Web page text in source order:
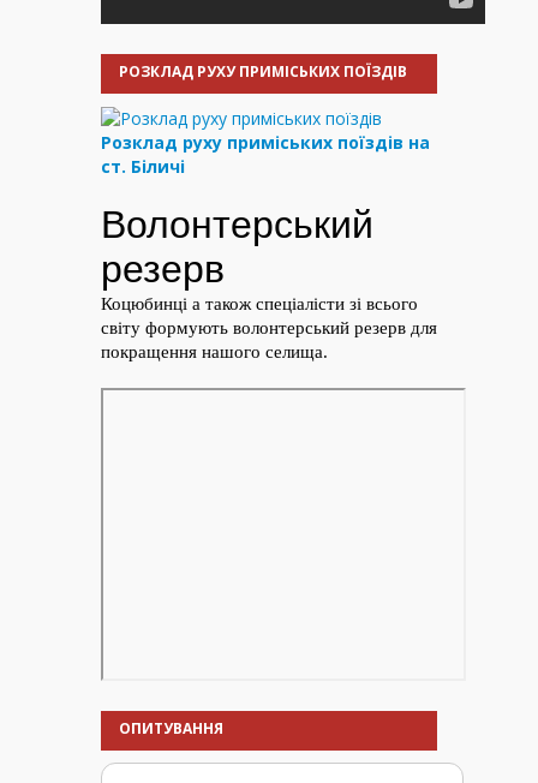
РОЗКЛАД РУХУ ПРИМІСЬКИХ ПОЇЗДІВ
Розклад руху приміських поїздів на
ст. Біличі
ОПИТУВАННЯ